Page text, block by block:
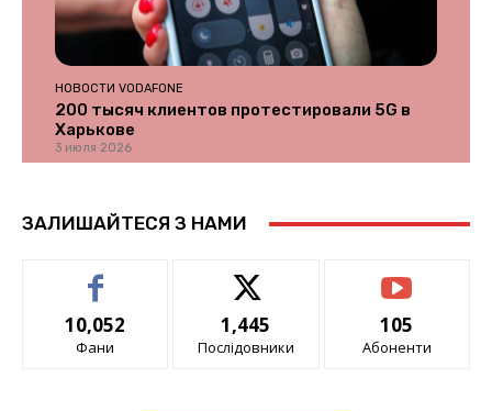
НОВОСТИ VODAFONE
200 тысяч клиентов протестировали 5G в
Харькове
3 июля 2026
ЗАЛИШАЙТЕСЯ З НАМИ
10,052
Фани
1,445
Послідовники
105
Абоненти